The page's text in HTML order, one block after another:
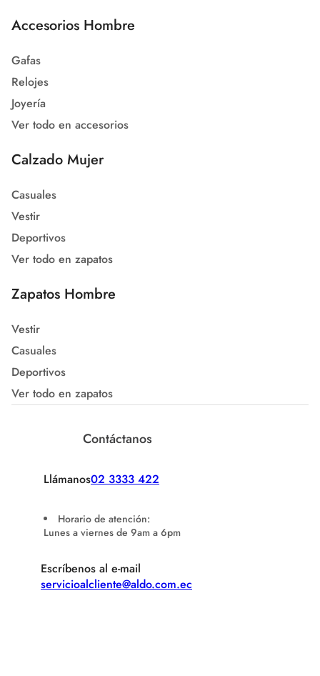
Accesorios Hombre
Gafas
Relojes
Joyería
Ver todo en accesorios
Calzado Mujer
Casuales
Vestir
Deportivos
Ver todo en zapatos
Zapatos Hombre
Vestir
Casuales
Deportivos
Ver todo en zapatos
Contáctanos
Llámanos02 3333 422
Horario de atención:
Lunes a viernes de 9am a 6pm
Escríbenos al e-mail
servicioalcliente@aldo.com.ec